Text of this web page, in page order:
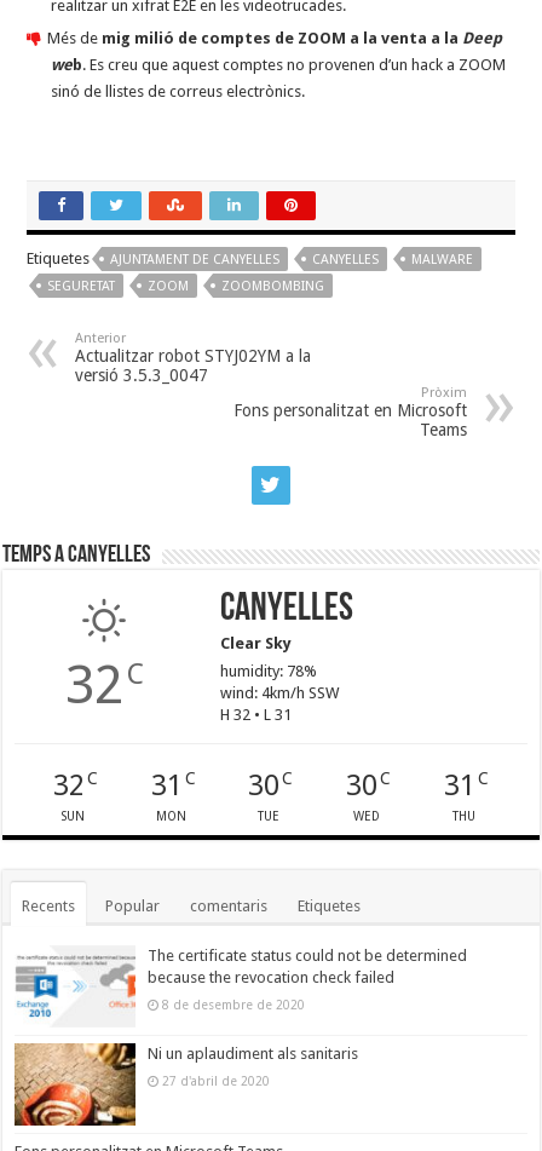
realitzar un xifrat E2E en les videotrucades.
Més de mig milió de comptes de ZOOM a la venta a la Deep
web. Es creu que aquest comptes no provenen d’un hack a ZOOM
sinó de llistes de correus electrònics.
Etiquetes AJUNTAMENT DE CANYELLES CANYELLES
MALWARE
SEGURETAT
ZOOM ZOOMBOMBING
Anterior
Actualitzar robot STYJ02YM a la
versió 3.5.3_0047
Pròxim
Fons personalitzat en Microsoft
Teams
Temps a Canyelles
32 C
Canyelles
Clear Sky
humidity: 78%
wind: 4km/h SSW
H 32 • L 31
32 C
SUN
31 C
MON
30 C
TUE
30C
WED
31 C
THU
Recents Popular comentaris Etiquetes
The certificate status could not be determined
because the revocation check failed
8 de desembre de 2020
Ni un aplaudiment als sanitaris
27 d'abril de 2020